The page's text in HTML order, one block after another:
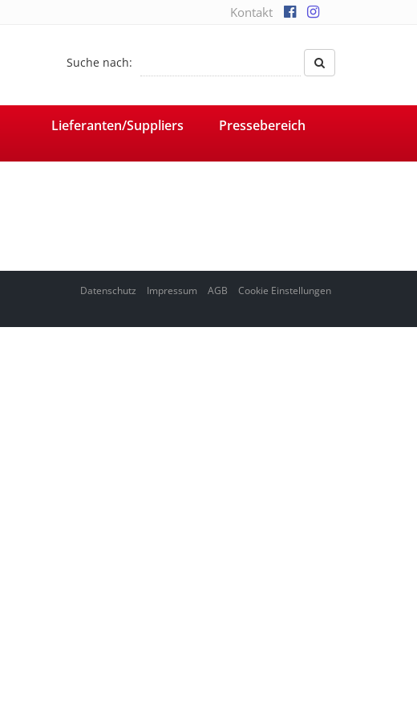
Kontakt
Suche nach:
Lieferanten/Suppliers Pressebereich
Datenschutz Impressum AGB Cookie Einstellungen